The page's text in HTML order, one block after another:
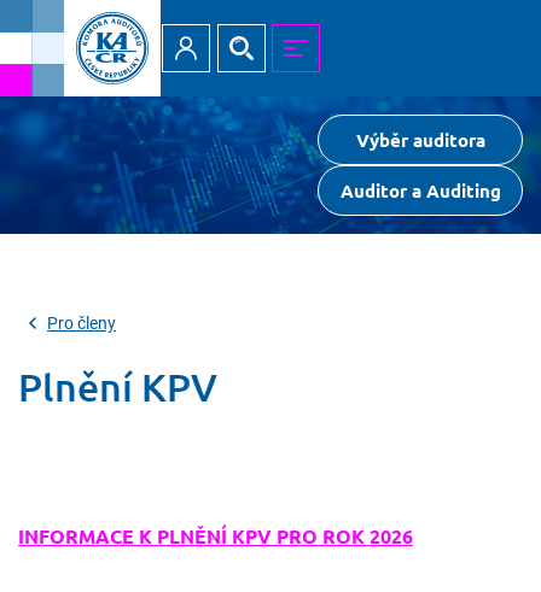
Přihlásit
Výběr auditora
Auditor a Auditing
Pro členy
Plnění KPV
INFORMACE K PLNĚNÍ KPV PRO ROK 2026